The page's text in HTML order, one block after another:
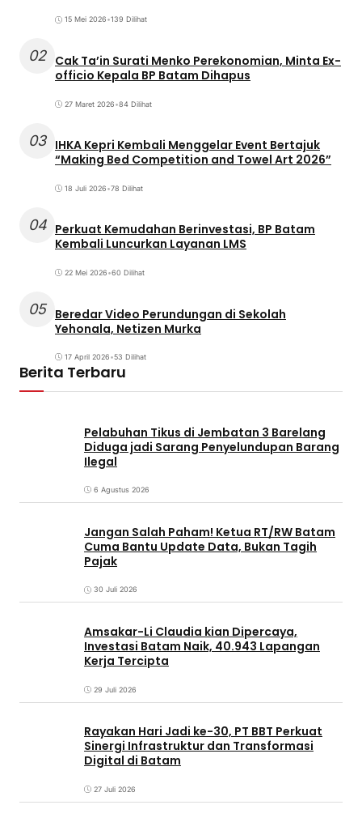
15 Mei 2026•139 Dilihat
02 Cak Ta’in Surati Menko Perekonomian, Minta Ex-
officio Kepala BP Batam Dihapus
27 Maret 2026•84 Dilihat
03 IHKA Kepri Kembali Menggelar Event Bertajuk
“Making Bed Competition and Towel Art 2026”
18 Juli 2026•78 Dilihat
04 Perkuat Kemudahan Berinvestasi, BP Batam
Kembali Luncurkan Layanan LMS
22 Mei 2026•60 Dilihat
05 Beredar Video Perundungan di Sekolah
Yehonala, Netizen Murka
17 April 2026•53 Dilihat
Berita Terbaru
Pelabuhan Tikus di Jembatan 3 Barelang
Diduga jadi Sarang Penyelundupan Barang
Ilegal
6 Agustus 2026
Jangan Salah Paham! Ketua RT/RW Batam
Cuma Bantu Update Data, Bukan Tagih
Pajak
30 Juli 2026
Amsakar-Li Claudia kian Dipercaya,
Investasi Batam Naik, 40.943 Lapangan
Kerja Tercipta
29 Juli 2026
Rayakan Hari Jadi ke-30, PT BBT Perkuat
Sinergi Infrastruktur dan Transformasi
Digital di Batam
27 Juli 2026